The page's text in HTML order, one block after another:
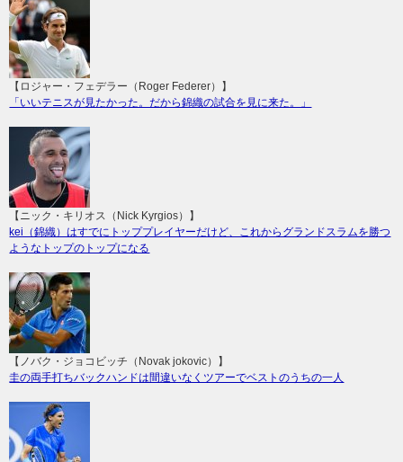
【ロジャー・フェデラー（Roger Federer）】
「いいテニスが見たかった。だから錦織の試合を見に来た。」
【ニック・キリオス（Nick Kyrgios）】
kei（錦織）はすでにトッププレイヤーだけど、これからグランドスラムを勝つ
ようなトップのトップになる
【ノバク・ジョコビッチ（Novak jokovic）】
圭の両手打ちバックハンドは間違いなくツアーでベストのうちの一人